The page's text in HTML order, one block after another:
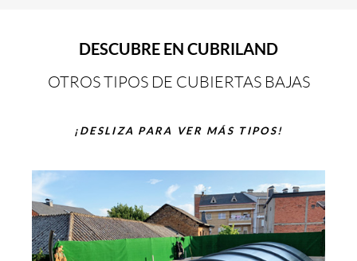
DESCUBRE EN CUBRILAND
OTROS TIPOS DE CUBIERTAS BAJAS
¡DESLIZA PARA VER MÁS TIPOS!